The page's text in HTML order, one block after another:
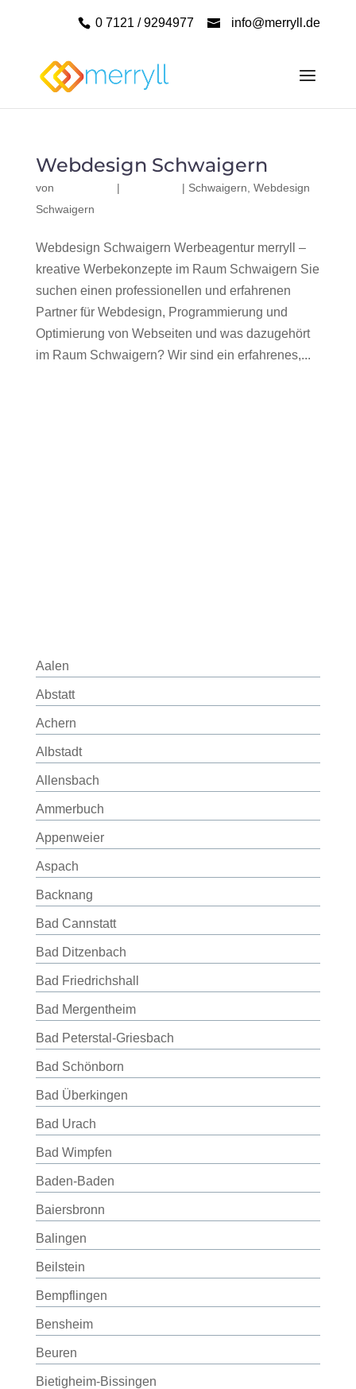
0 7121 / 9294977 info@merryll.de
Webdesign Schwaigern
von | | Schwaigern Webdesign
Schwaigern
Webdesign Schwaigern Werbeagentur merryll –
kreative Werbekonzepte im Raum Schwaigern Sie
suchen einen professionellen und erfahrenen
Partner für Webdesign, Programmierung und
Optimierung von Webseiten und was dazugehört
im Raum Schwaigern? Wir sind ein erfahrenes,...
Aalen
Abstatt
Achern
Albstadt
Allensbach
Ammerbuch
Appenweier
Aspach
Backnang
Bad Cannstatt
Bad Ditzenbach
Bad Friedrichshall
Bad Mergentheim
Bad Peterstal-Griesbach
Bad Schönborn
Bad Überkingen
Bad Urach
Bad Wimpfen
Baden-Baden
Baiersbronn
Balingen
Beilstein
Bempflingen
Bensheim
Beuren
Bietigheim-Bissingen